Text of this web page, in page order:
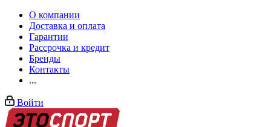
О компании
Доставка и оплата
Гарантии
Рассрочка и кредит
Бренды
Контакты
...
Войти